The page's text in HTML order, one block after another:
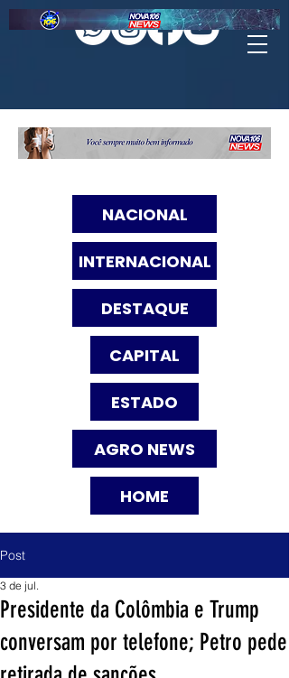
NACIONAL
INTERNACIONAL
DESTAQUE
CAPITAL
ESTADO
AGRO NEWS
HOME
Post
Presidente da Colômbia e Trump
conversam por telefone; Petro pede
3 de jul.